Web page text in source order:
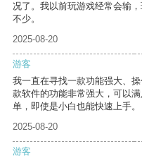
况了。我以前玩游戏经常会输
不少。
2025-08-20
游客
我一直在寻找一款功能强大、
款软件的功能非常强大，可以
单，即使是小白也能快速上手。
2025-08-20
游客